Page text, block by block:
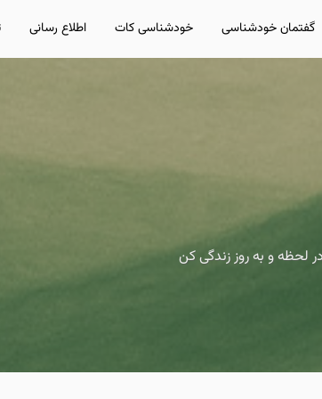
گفتمان خودشناسی خودشناسی کات اطلاع رسانی
لحظه و به روز زندگی کن